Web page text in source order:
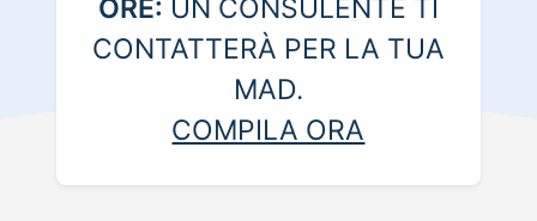
ORE: UN CONSULENTE TI
CONTATTERÀ PER LA TUA
MAD.
COMPILA ORA